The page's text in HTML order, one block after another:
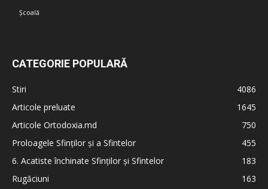
Școală
CATEGORIE POPULARĂ
Stiri
4086
Articole preluate
1645
Articole Ortodoxia.md
750
Proloagele Sfinților și a Sfintelor
455
6. Acatiste închinate Sfinților și Sfintelor
183
Rugăciuni
163